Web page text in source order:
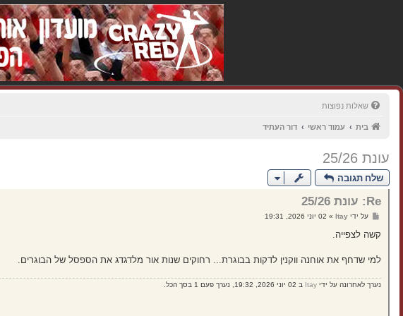
שאלות נפוצות
בית עמוד ראשי דור העתיד
עונת 25/26
שלח תגובה
Re: עונת 25/26
ש
י
על ידי Itay
» 02 יוני 2026, 19:31
קשה לצפייה.
למי שדחף את אוחנה ווקנין לדקות בבוגרת... רחוקים שנות אור מלדגדג את הספסל של הבוגרים.
נערך לאחרונה על ידי Itay ב 02 יוני 2026, 19:32, נערך פעם 1 בסך הכל.